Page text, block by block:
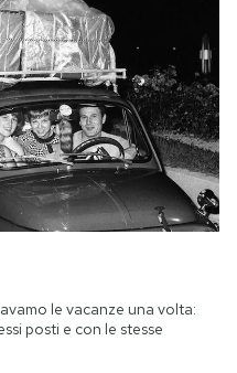
le vacanze una volta:
posti e con le stesse